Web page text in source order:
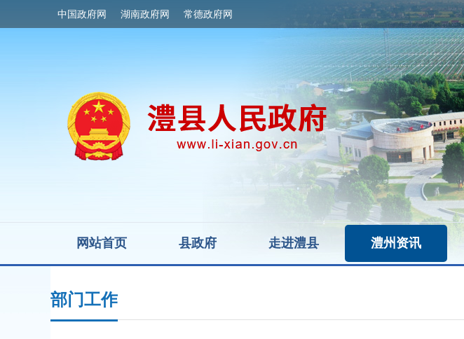
中国政府网 湖南政府网 常德政府网
网站首页 县政府 走进澧县 澧州资讯
部门工作